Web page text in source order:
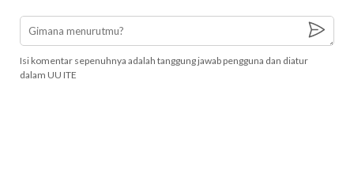
Isi komentar sepenuhnya adalah tanggung jawab pengguna dan diatur
dalam UU ITE